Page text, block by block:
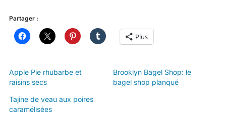
Partager :
Plus
Apple Pie rhubarbe et
raisins secs
Brooklyn Bagel Shop: le
bagel shop planqué
Tajine de veau aux poires
caramélisées